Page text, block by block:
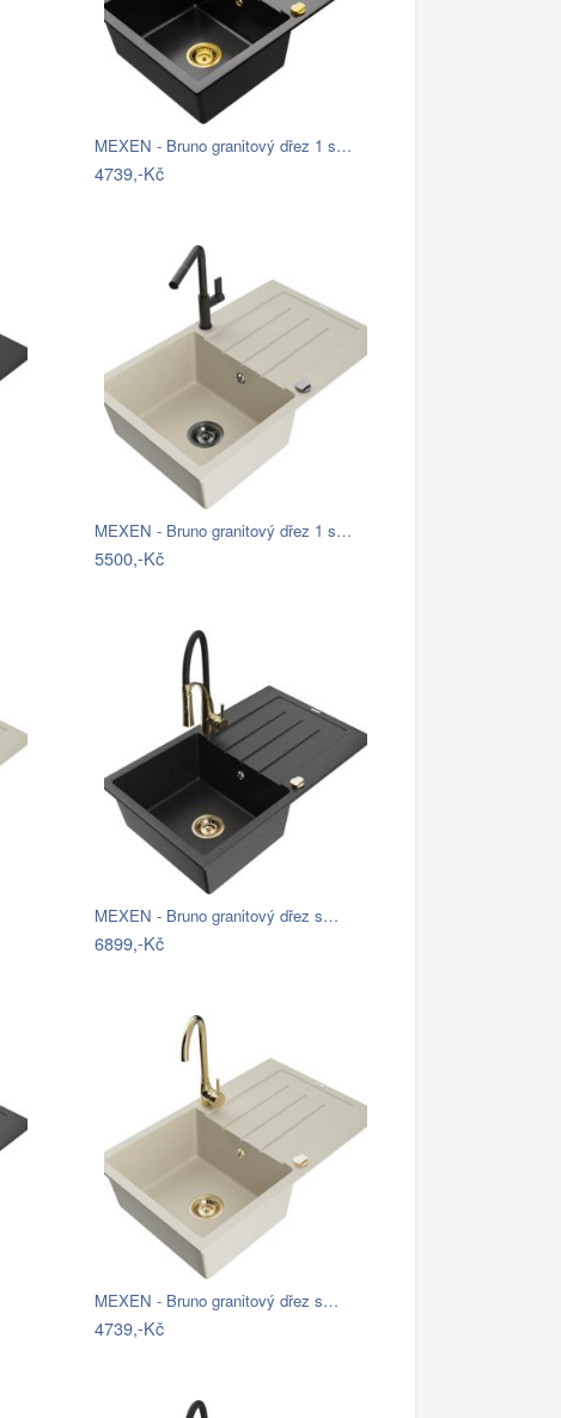
MEXEN - Bruno granitový dřez 1 s…
4739,-Kč
MEXEN - Bruno granitový dřez 1 s…
5500,-Kč
MEXEN - Bruno granitový dřez s…
6899,-Kč
MEXEN - Bruno granitový dřez s…
4739,-Kč